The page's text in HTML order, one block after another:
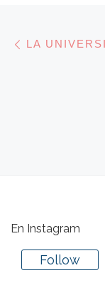
LA
En Instagram
Follow